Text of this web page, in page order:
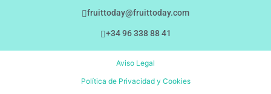
fruittoday@fruittoday.com
+34 96 338 88 41
Aviso Legal
Política de Privacidad y Cookies